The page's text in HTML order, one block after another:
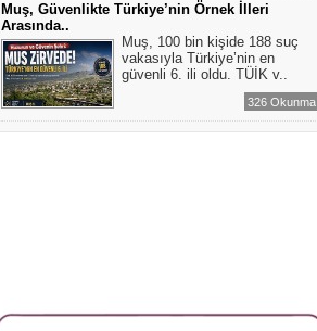
Muş, Güvenlikte Türkiye’nin Örnek İlleri
Arasında..
Muş, 100 bin kişide 188 suç
vakasıyla Türkiye’nin en
güvenli 6. ili oldu. TÜİK v..
326 Okunma